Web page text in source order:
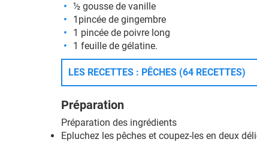
½ gousse de vanille
1pincée de gingembre
1 pincée de poivre long
1 feuille de gélatine.
LES RECETTES : PÊCHES (64 RECETTES)
Préparation
Préparation des ingrédients
Epluchez les pêches et coupez-les en deux